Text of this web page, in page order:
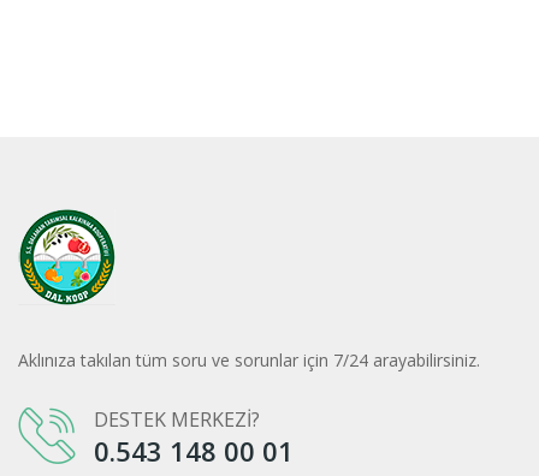
Aklınıza takılan tüm soru ve sorunlar için 7/24 arayabilirsiniz.
DESTEK MERKEZİ?
0.543 148 00 01